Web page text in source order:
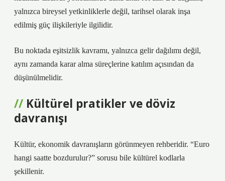
yalnızca bireysel yetkinliklerle değil, tarihsel olarak inşa
edilmiş güç ilişkileriyle ilgilidir.
Bu noktada eşitsizlik kavramı, yalnızca gelir dağılımı değil,
aynı zamanda karar alma süreçlerine katılım açısından da
düşünülmelidir.
Kültürel pratikler ve döviz
davranışı
Kültür, ekonomik davranışların görünmeyen rehberidir. “Euro
hangi saatte bozdurulur?” sorusu bile kültürel kodlarla
şekillenir.